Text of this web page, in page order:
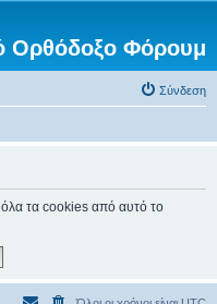
Ορθόδοξο Φόρουμ
Σύνδεση
όλα τα cookies από αυτό το